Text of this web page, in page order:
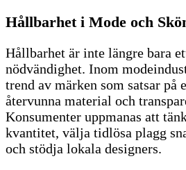
Hållbarhet i Mode och
Hållbarhet är inte längre bara
nödvändighet. Inom
trend av märken som satsar på
återvunna material och
Konsumenter uppmanas att
kvantitet, välja tidlösa plagg
och stödja lokala designers.